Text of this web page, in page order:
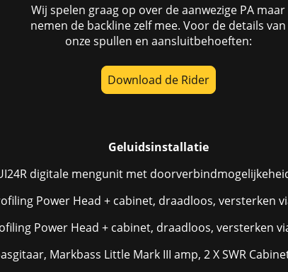
Wij spelen graag op over de aanwezige PA maar
nemen de backline zelf mee. Voor de details van
onze spullen en aansluitbehoeften:
Download de Rider
Geluidsinstallatie
digitale mengunit met
Power Head + cabinet, draadloos, versterken
Power Head + cabinet, draadloos, versterken
Markbass Little Mark III amp, 2 X SWR